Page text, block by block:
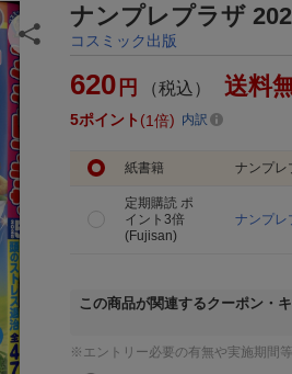
ナンプレプラザ
コスミック出版
620 円 （税込） 送料
5ポイント 1倍 内訳
紙書籍 ナンプレ
定期購読 ポ
イント3倍
(Fujisan)
ナンプレ
この商品が関連するクーポン・
※エントリー必要の有無や実施期間